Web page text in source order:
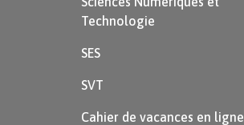
Technologie
SES
SVT
Cahier de vacances en ligne